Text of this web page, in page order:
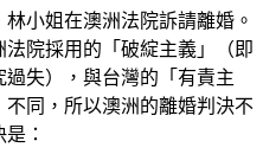
小姐在澳洲法院訴請離婚。
院採用的「破綻主義」（即
失），與台灣的「有責主
同，所以澳洲的離婚判決不
：